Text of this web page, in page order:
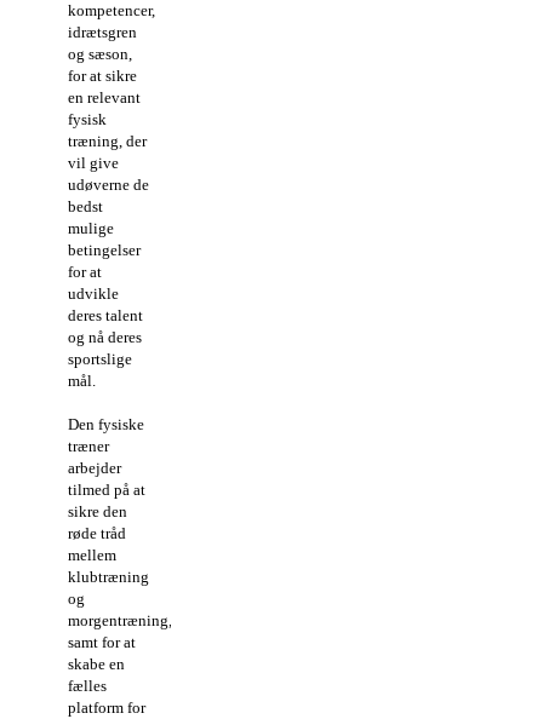
kompetencer,
idrætsgren
og sæson,
for at sikre
en relevant
fysisk
træning, der
vil give
udøverne de
bedst
mulige
betingelser
for at
udvikle
deres talent
og nå deres
sportslige
mål.
Den fysiske
træner
arbejder
tilmed på at
sikre den
røde tråd
mellem
klubtræning
og
morgentræning,
samt for at
skabe en
fælles
platform for